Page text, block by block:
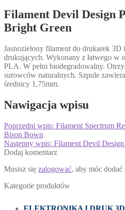
Filament Devil Design
Bright Green
Jasnozielony filament do drukarek 3D
drukujących. Wykonany z łatwego w
PLA. W pełni biodegradowalny.
surowców naturalnych. Szpule
średnicy 1,75mm.
Nawigacja wpisu
Poprzedni wpis: Filament Spectrum
Bison Bown
Następny wpis: Filament Devil
Dodaj komentarz
Musisz się zalogować, aby móc dodać
Kategorie produktów
ELEKTRONIKA I DRUK